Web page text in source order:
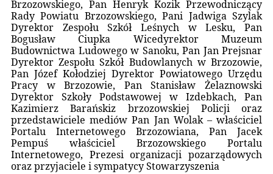
Brzozowskiego, Pan Henryk Kozik Przewodniczący
Rady Powiatu Brzozowskiego, Pani Jadwiga Szylak
Dyrektor Zespołu Szkół Leśnych w Lesku, Pan
Bogusław Ciupka Wicedyrektor Muzeum
Budownictwa Ludowego w Sanoku, Pan Jan Prejsnar
Dyrektor Zespołu Szkół Budowlanych w Brzozowie,
Pan Józef Kołodziej Dyrektor Powiatowego Urzędu
Pracy w Brzozowie, Pan Stanisław Żelaznowski
Dyrektor Szkoły Podstawowej w Izdebkach, Pan
Kazimierz Barańskiz brzozowskiej Policji oraz
przedstawiciele mediów Pan Jan Wolak – właściciel
Portalu Internetowego Brzozowiana, Pan Jacek
Pempuś właściciel Brzozowskiego Portalu
Internetowego, Prezesi organizacji pozarządowych
oraz przyjaciele i sympatycy Stowarzyszenia